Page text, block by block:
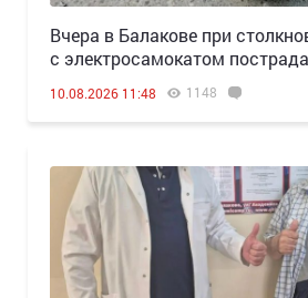
Вчера в Балакове при
с электросамокатом
10.08.2026 11:48 1148